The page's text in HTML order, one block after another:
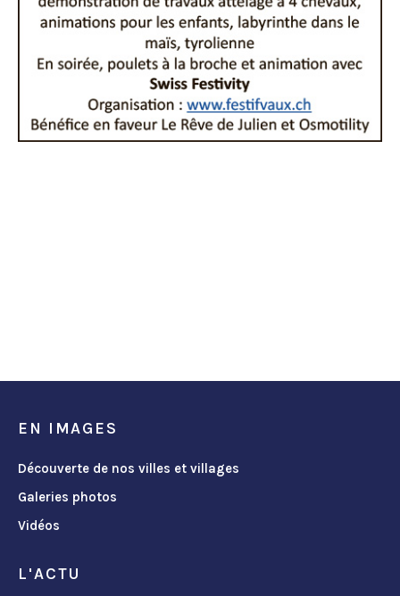
EN IMAGES
Découverte de nos villes et villages
Galeries photos
Vidéos
L'ACTU